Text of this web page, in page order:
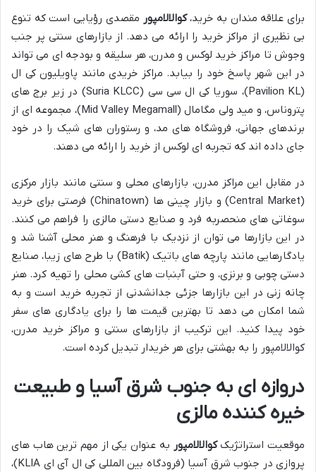
برای علاقه مندان به خرید،کوالالامپور مقصدی رؤیایی است که تنوع
بی نظیری از مراکز خرید را ارائه می دهد. از بازارهای سنتی پر جنب
وجوش تا مراکز خرید لوکس و مدرن، هر سلیقه و بودجه ای می تواند
در این شهر پاسخ خود را بیابد. مراکز خریدی مانند پاویلیون کی ال
(Pavilion KL)، سوریا کی ال سی سی (Suria KLCC) در زیر برج های
پتروناس، و مید ولی مگامال (Mid Valley Megamall)، مجموعه ای از
برندهای جهانی، فروشگاه های مد، و رستوران های شیک را در خود
جای داده اند که تجربه ای لوکس از خرید را ارائه می دهند.
در مقابل این مراکز مدرن، بازارهای محلی و سنتی مانند بازار مرکزی
(Central Market) و بازار چینی ها (Chinatown) فرصتی برای خرید
سوغاتی های منحصربه فرد و صنایع دستی مالزی را فراهم می کنند.
در این بازارها می توان از نزدیک با فرهنگ و هنر محلی آشنا شد و
یادگارهایی مانند پارچه های باتیک (Batik) با طرح های زیبا، صنایع
دستی چوبی و برنزی، و حتی آبنبات های کشی محلی را تهیه کرد. هنر
چانه زنی در این بازارها جزئی جدانشدنی از تجربه خرید است و به
شما امکان می دهد تا بهترین قیمت ها را برای یادگاری های سفر
خود پیدا کنید. این ترکیب از بازارهای سنتی و مراکز خرید مدرن،
کوالالامپور را به بهشتی برای هر خریدار تبدیل کرده است.
دروازه ای به جنوب شرق آسیا و طبیعت
خیره کننده مالزی
موقعیت استراتژیککوالالامپور به عنوان یکی از مهم ترین هاب های
پروازی در جنوب شرق آسیا (فرودگاه بین المللی کی ال آی ای KLIA)،